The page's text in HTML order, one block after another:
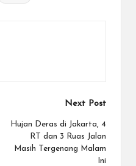
Next Post
Hujan Deras di Jakarta, 4
RT dan 3 Ruas Jalan
Masih Tergenang Malam
Ini